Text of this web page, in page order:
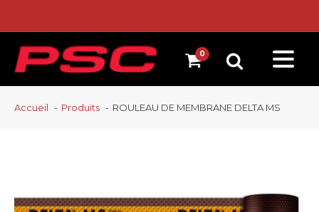
Accueil Produits ROULEAU DE MEMBRANE DELTA MS